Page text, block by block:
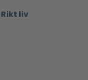
liv